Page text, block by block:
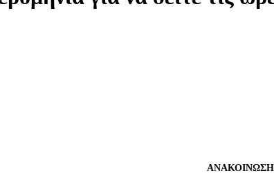
ΑΝΑΚΟΙΝΩΣΗ-